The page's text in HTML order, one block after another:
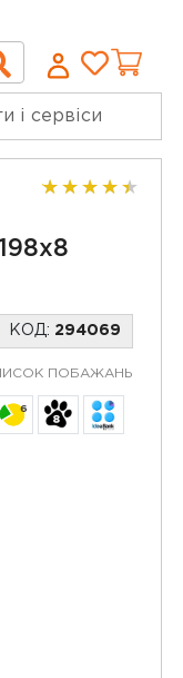
Пошук
і сервіси
КОД: 294069
ПОБАЖАНЬ
6